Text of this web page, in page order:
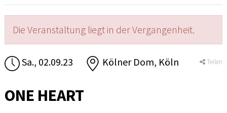
Die Veranstaltung liegt in der Vergangenheit.
Sa., 02.09.23 Kölner Dom, Köln Teilen
ONE HEART